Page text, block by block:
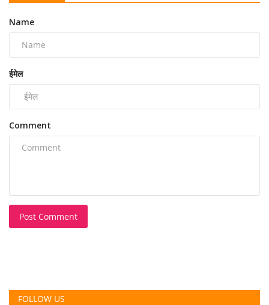
Name
ईमेल
Comment
Post Comment
FOLLOW US